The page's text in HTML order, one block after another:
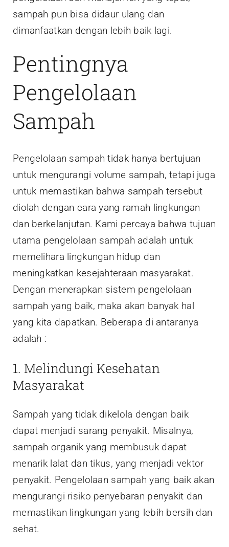
sampah pun bisa didaur ulang dan
dimanfaatkan dengan lebih baik lagi.
Pentingnya
Pengelolaan
Sampah
Pengelolaan sampah tidak hanya bertujuan
untuk mengurangi volume sampah, tetapi juga
untuk memastikan bahwa sampah tersebut
diolah dengan cara yang ramah lingkungan
dan berkelanjutan. Kami percaya bahwa tujuan
utama pengelolaan sampah adalah untuk
memelihara lingkungan hidup dan
meningkatkan kesejahteraan masyarakat.
Dengan menerapkan sistem pengelolaan
sampah yang baik, maka akan banyak hal
yang kita dapatkan. Beberapa di antaranya
adalah :
1. Melindungi Kesehatan
Masyarakat
Sampah yang tidak dikelola dengan baik
dapat menjadi sarang penyakit. Misalnya,
sampah organik yang membusuk dapat
menarik lalat dan tikus, yang menjadi vektor
penyakit. Pengelolaan sampah yang baik akan
mengurangi risiko penyebaran penyakit dan
memastikan lingkungan yang lebih bersih dan
sehat.